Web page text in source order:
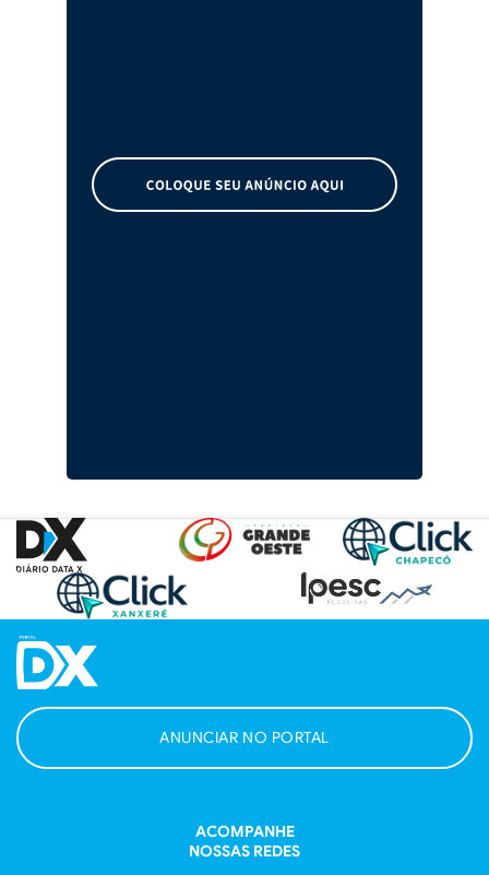
ANUNCIAR NO PORTAL
ACOMPANHE
NOSSAS REDES